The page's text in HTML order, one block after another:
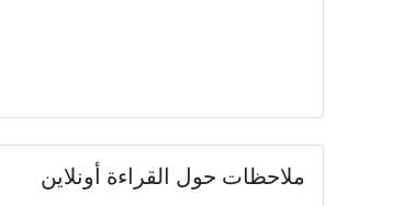
ملاحظات حول القراءة أونلاين